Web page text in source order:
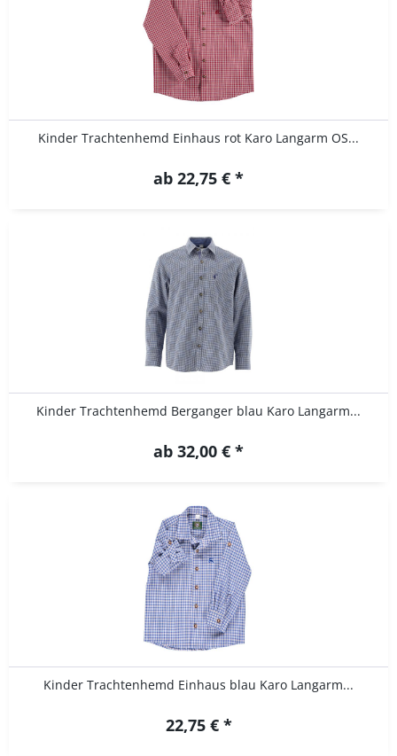
Kinder Trachtenhemd Einhaus rot Karo Langarm OS...
ab 22,75 € *
Kinder Trachtenhemd Berganger blau Karo Langarm...
ab 32,00 € *
Kinder Trachtenhemd Einhaus blau Karo Langarm...
22,75 € *